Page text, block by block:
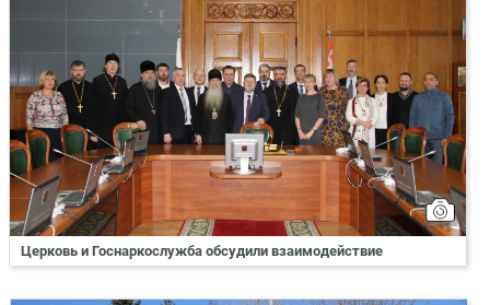
Церковь и Госнаркослужба обсудили взаимодействие